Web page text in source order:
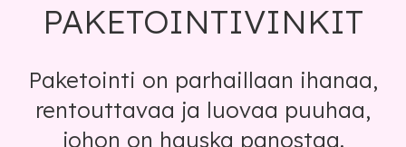
PAKETOINTIVINKIT
Paketointi on parhaillaan ihanaa,
rentouttavaa ja luovaa puuhaa,
johon on hauska panostaa.